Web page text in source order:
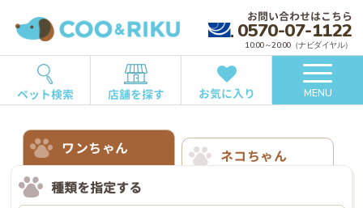
お問い合わせはこちら
0570-07-1122
10:00～20:00（ナビダイヤル）
ペット検索 店舗を探す お気に入り MENU
ワンちゃん
ネコちゃん
種類を指定する